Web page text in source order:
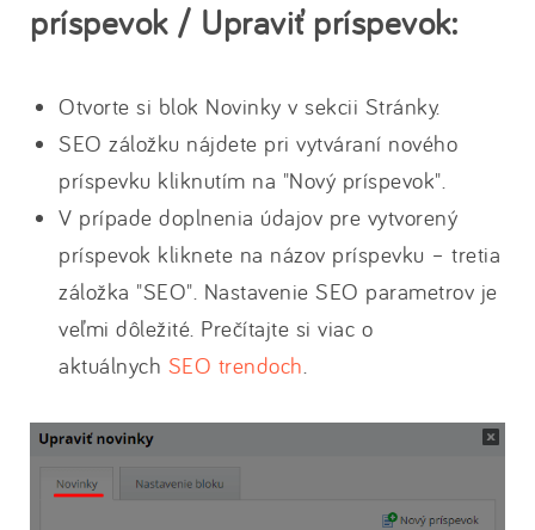
príspevok / Upraviť príspevok:
Otvorte si blok Novinky v sekcii Stránky.
SEO záložku nájdete pri vytváraní nového
príspevku kliknutím na "Nový príspevok".
V prípade doplnenia údajov pre vytvorený
príspevok kliknete na názov príspevku – tretia
záložka "SEO". Nastavenie SEO parametrov je
veľmi dôležité. Prečítajte si viac o
aktuálnych SEO trendoch.